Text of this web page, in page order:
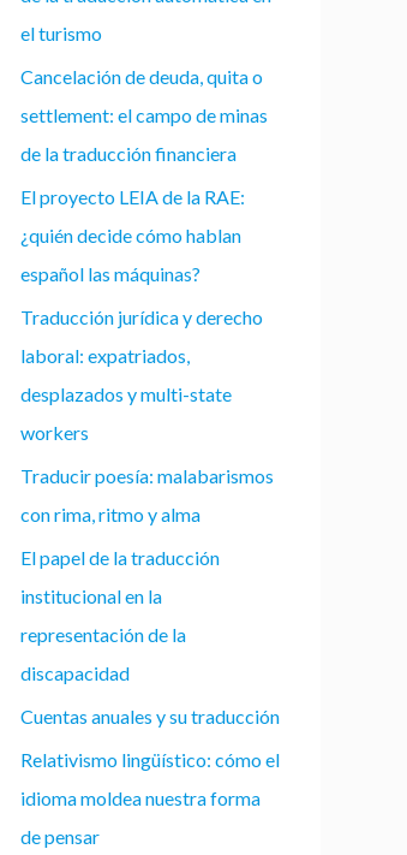
el turismo
Cancelación de deuda, quita o
settlement: el campo de minas
de la traducción financiera
El proyecto LEIA de la RAE:
¿quién decide cómo hablan
español las máquinas?
Traducción jurídica y derecho
laboral: expatriados,
desplazados y multi-state
workers
Traducir poesía: malabarismos
con rima, ritmo y alma
El papel de la traducción
institucional en la
representación de la
discapacidad
Cuentas anuales y su traducción
Relativismo lingüístico: cómo el
idioma moldea nuestra forma
de pensar